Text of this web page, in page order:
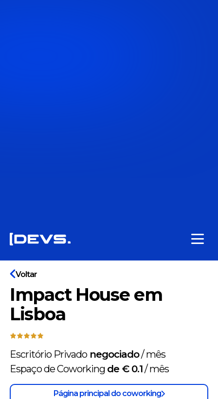
Voltar
Impact House em
Lisboa
Escritório Privadonegociado/mês
Espaço de Coworking de € 0.1/mês
Página principal do coworking